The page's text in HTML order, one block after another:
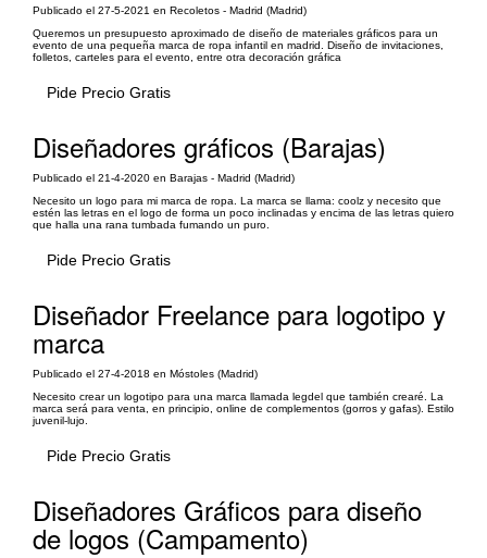
Publicado el 27-5-2021 en Recoletos - Madrid (Madrid)
Queremos un presupuesto aproximado de diseño de materiales gráficos para un
evento de una pequeña marca de ropa infantil en madrid. Diseño de invitaciones,
folletos, carteles para el evento, entre otra decoración gráfica
Pide Precio Gratis
Diseñadores gráficos (Barajas)
Publicado el 21-4-2020 en Barajas - Madrid (Madrid)
Necesito un logo para mi marca de ropa. La marca se llama: coolz y necesito que
estén las letras en el logo de forma un poco inclinadas y encima de las letras quiero
que halla una rana tumbada fumando un puro.
Pide Precio Gratis
Diseñador Freelance para logotipo y
marca
Publicado el 27-4-2018 en Móstoles (Madrid)
Necesito crear un logotipo para una marca llamada legdel que también crearé. La
marca será para venta, en principio, online de complementos (gorros y gafas). Estilo
juvenil-lujo.
Pide Precio Gratis
Diseñadores Gráficos para diseño
de logos (Campamento)